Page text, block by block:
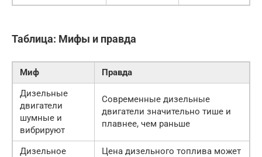
Таблица: Мифы и правда
Миф
Правда
Дизельные
двигатели
шумные и
вибрируют
Современные дизельные
двигатели значительно тише и
плавнее, чем раньше
Дизельное
Цена дизельного топлива может